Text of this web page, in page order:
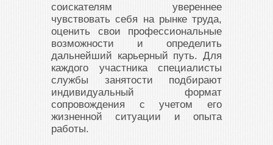
соискателям увереннее
чувствовать себя на рынке труда,
оценить свои профессиональные
возможности и определить
дальнейший карьерный путь. Для
каждого участника специалисты
службы занятости подбирают
индивидуальный формат
сопровождения с учетом его
жизненной ситуации и опыта
работы.